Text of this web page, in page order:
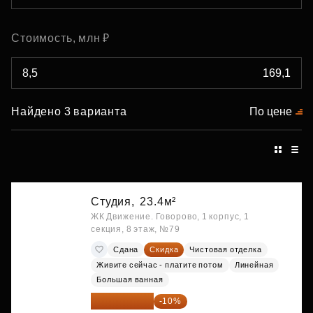
Стоимость, млн ₽
Найдено 3 варианта По цене
Студия, 23.4м²
ЖК Движение. Говорово, 1 корпус, 1
секция, 8 этаж, №79
Сдана Скидка
Чистовая отделка
Живите сейчас - платите потом
Линейная
Большая ванная
-10%